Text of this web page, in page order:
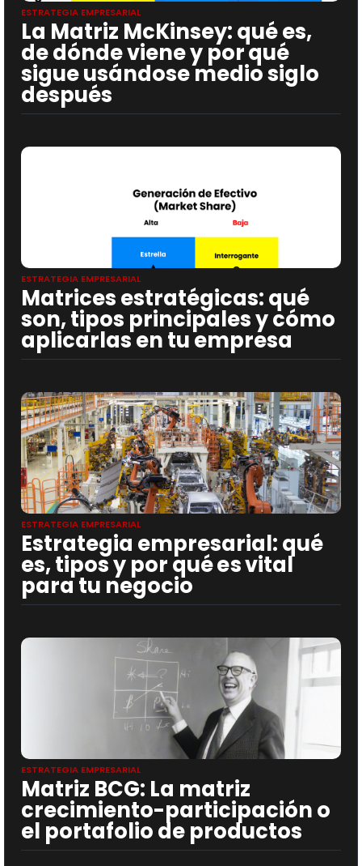
ESTRATEGIA EMPRESARIAL
La Matriz McKinsey: qué es,
de dónde viene y por qué
sigue usándose medio siglo
después
ESTRATEGIA EMPRESARIAL
Matrices estratégicas: qué
son, tipos principales y cómo
aplicarlas en tu empresa
ESTRATEGIA EMPRESARIAL
Estrategia empresarial: qué
es, tipos y por qué es vital
para tu negocio
ESTRATEGIA EMPRESARIAL
Matriz BCG: La matriz
crecimiento-participación o
el portafolio de productos